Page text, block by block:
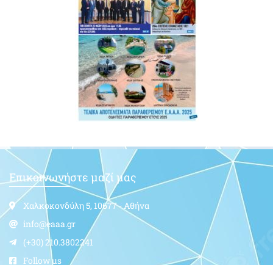
Επικοινωνήστε μαζί μας
Χαλκοκονδύλη 5, 10677 - Αθήνα
info@eaaa.gr
(+30) 210.3802241
Follow us